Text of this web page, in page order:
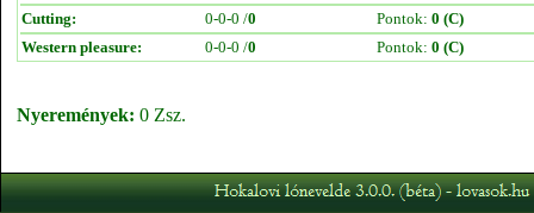
Cutting:
0-0-0 /0 Pontok: 0 (C)
Western pleasure:
0-0-0 /0 Pontok: 0 (C)
Nyeremények: 0 Zsz.